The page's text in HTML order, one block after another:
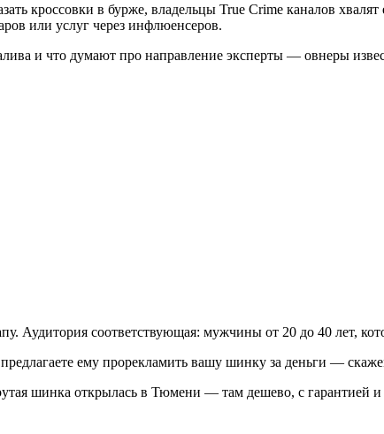
кроссовки в бурже, владельцы True Crime каналов хвалят
или услуг через инфлюенсеров.
и что думают про направление эксперты — овнеры
Аудитория соответствующая: мужчины от 20 до 40 лет,
ему прорекламить вашу шинку за деньги —
шинка открылась в Тюмени — там дешево, с гарантией